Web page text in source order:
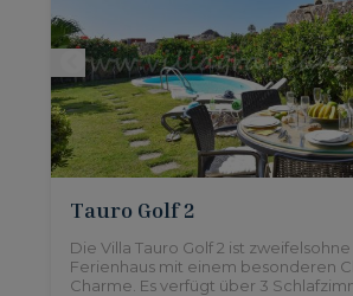
Tauro Golf 2
Die Villa Tauro Golf 2 ist
Ferienhaus mit einem besonderen
Charme. Es verfügt über 3